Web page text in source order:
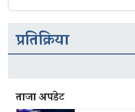
प्रतिक्रिया
ताजा अपडेट